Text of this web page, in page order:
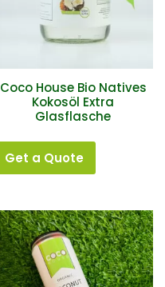
Coco House Bio Natives
Kokosöl Extra
Glasflasche
Get a Quote